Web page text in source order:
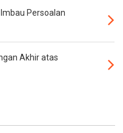
Persoalan
Akhir atas